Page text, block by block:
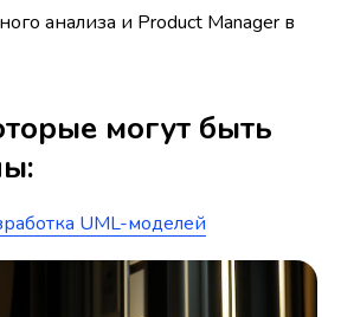
анализа и Product Manager в
могут быть
UML-моделей